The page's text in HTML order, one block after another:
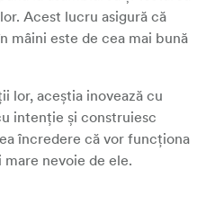
Acest lucru asigură că
mâini este de cea mai bună
lor, aceștia inovează cu
intenție și construiesc
încredere că vor funcționa
nevoie de ele.